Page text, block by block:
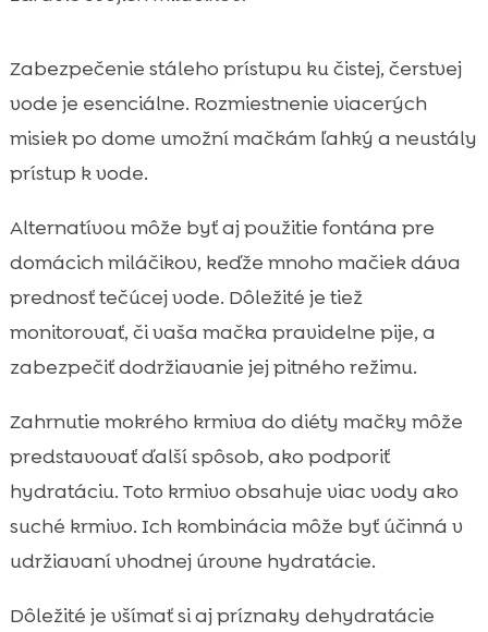
Zabezpečenie stáleho prístupu ku čistej, čerstvej
vode je esenciálne. Rozmiestnenie viacerých
misiek po dome umožní mačkám ľahký a neustály
prístup k vode.
Alternatívou môže byť aj použitie fontána pre
domácich miláčikov, keďže mnoho mačiek dáva
prednosť tečúcej vode. Dôležité je tiež
monitorovať, či vaša mačka pravidelne pije, a
zabezpečiť dodržiavanie jej pitného režimu.
Zahrnutie mokrého krmiva do diéty mačky môže
predstavovať ďalší spôsob, ako podporiť
hydratáciu. Toto krmivo obsahuje viac vody ako
suché krmivo. Ich kombinácia môže byť účinná v
udržiavaní vhodnej úrovne hydratácie.
Dôležité je všímať si aj príznaky dehydratácie